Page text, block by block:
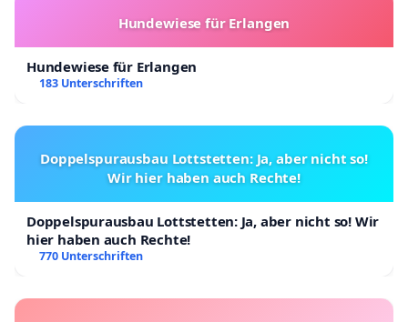
Hundewiese für Erlangen
Hundewiese für Erlangen
183 Unterschriften
Doppelspurausbau Lottstetten: Ja, aber nicht so!
Wir hier haben auch Rechte!
Doppelspurausbau Lottstetten: Ja, aber nicht so! Wir
hier haben auch Rechte!
770 Unterschriften